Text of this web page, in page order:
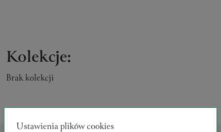
Kolekcje:
Brak kolekcji
Ustawienia plików cookies